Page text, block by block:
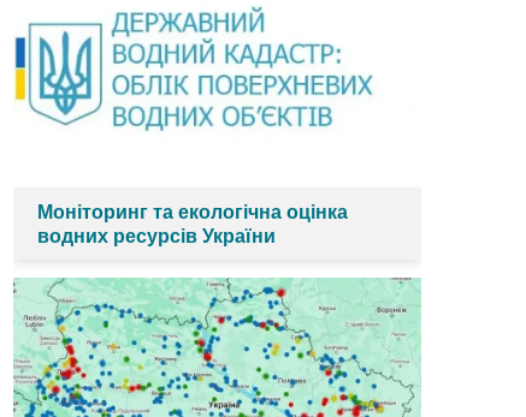
Моніторинг та екологічна оцінка
водних ресурсів України